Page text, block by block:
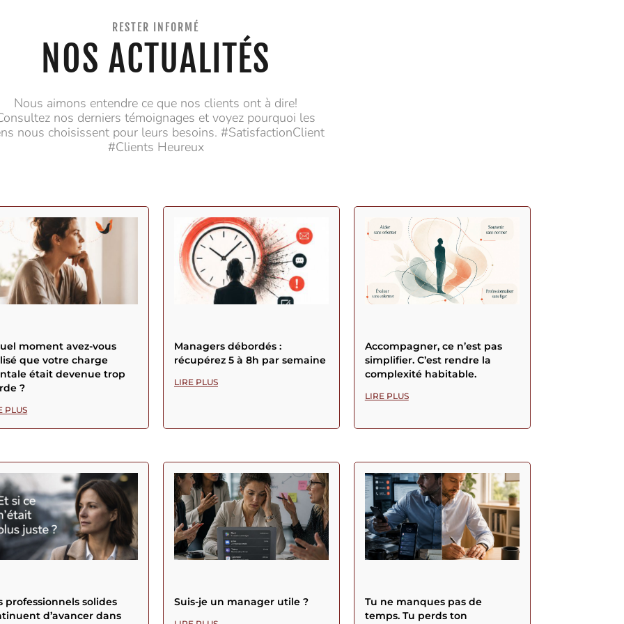
RESTER INFORMÉ
NOS ACTUALITÉS
Nous aimons entendre ce que nos clients ont à dire!
nos derniers témoignages et voyez pourquoi les
nous choisissent pour leurs besoins. #SatisfactionClient
#Clients Heureux
moment avez-vous
que votre charge
était devenue trop
?
PLUS
Managers débordés :
récupérez 5 à 8h par semaine
LIRE PLUS
Accompagner, ce n’est pas
simplifier. C’est rendre la
complexité habitable.
LIRE PLUS
professionnels solides
d’avancer dans
Suis-je un manager utile ?
Tu ne manques pas de
temps. Tu perds ton